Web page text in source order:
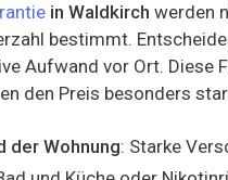
in Waldkirch werden
bestimmt.
Aufwand vor Ort. Diese
den Preis besonders
der Wohnung: Starke